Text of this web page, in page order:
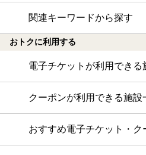
関連キーワードから探す
おトクに利用する
電子チケットが利用できる
クーポンが利用できる施設
おすすめ電子チケット・ク